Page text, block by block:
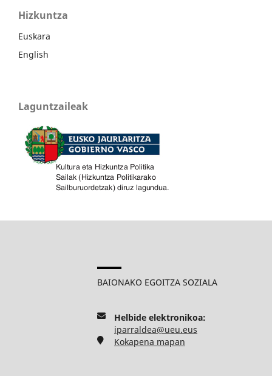
Hizkuntza
Euskara
English
Laguntzaileak
BAIONAKO EGOITZA SOZIALA
Helbide elektronikoa:
iparraldea@ueu.eus
Kokapena mapan